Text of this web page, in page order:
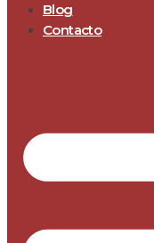
Blog
Contacto